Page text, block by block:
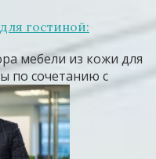
гостиной:
мебели из кожи для
по сочетанию с